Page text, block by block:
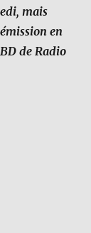
mais
en
de Radio